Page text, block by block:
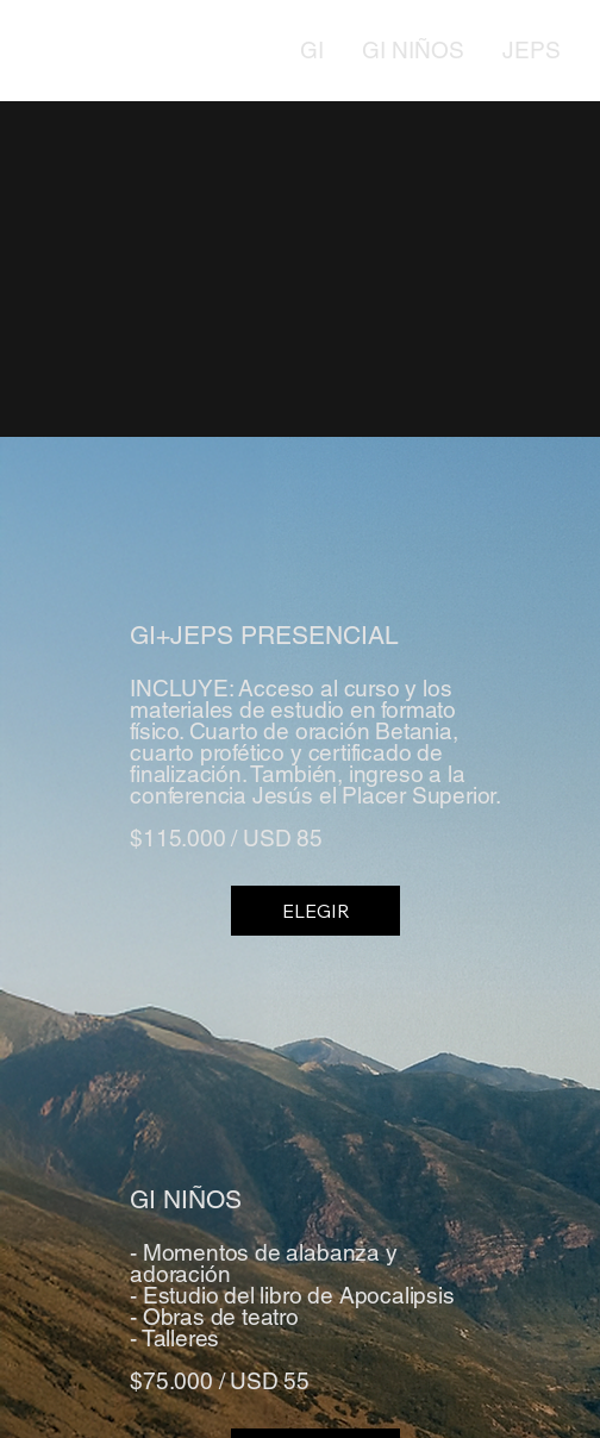
GI GI NIÑOS JEPS
ELEGIR
INCLUYE: Acceso al curso y los
materiales de estudio en formato
físico. Cuarto de oración Betania,
cuarto profético y certificado de
finalización. También, ingreso a la
conferencia Jesús el Placer Superior.
$115.000 / USD 85
GI+JEPS PRESENCIAL
- Momentos de alabanza y
adoración
- Estudio del libro de Apocalipsis
- Obras de teatro
- Talleres
$75.000 / USD 55
GI NIÑOS